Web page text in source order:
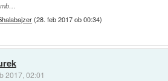
(28. feb 2017 ob 00:34)
2017, 02:01